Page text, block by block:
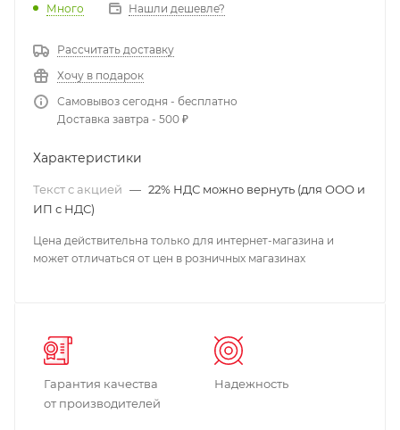
Много Нашли дешевле?
Рассчитать доставку
Хочу в подарок
Самовывоз сегодня - бесплатно
Доставка завтра - 500 ₽
Характеристики
Текст с акцией — 22% НДС можно вернуть (для ООО и
ИП с НДС)
Цена действительна только для интернет-магазина и
может отличаться от цен в розничных магазинах
Гарантия качества
от производителей
Надежность